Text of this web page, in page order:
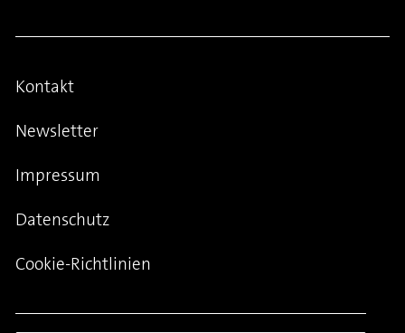
Kontakt
Newsletter
Impressum
Datenschutz
Cookie-Richtlinien